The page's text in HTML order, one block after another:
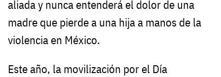
aliada y nunca entenderá el dolor de una
madre que pierde a una hija a manos de la
violencia en México.
Este año, la movilización por el Día